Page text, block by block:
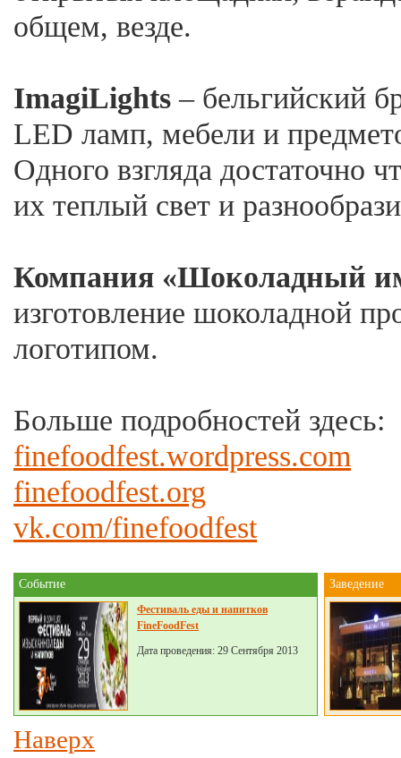
общем, везде.
ImagiLights – бельгийский
LED ламп, мебели и
Одного взгляда достаточно
их теплый свет и
Компания «Шоколадный
изготовление шоколадной
логотипом.
Больше подробностей здесь:
finefoodfest.wordpress.com
finefoodfest.org
vk.com/finefoodfest
Событие
Фестиваль еды и напитков
FineFoodFest
Дата проведения: 29 Сентября 2013
Заведение
Наверх